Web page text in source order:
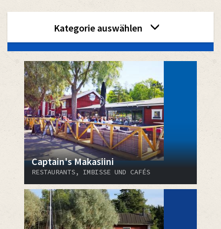
category
menu
Kategorie auswählen
Captain's Makasiini
RESTAURANTS, IMBISSE UND CAFÉS